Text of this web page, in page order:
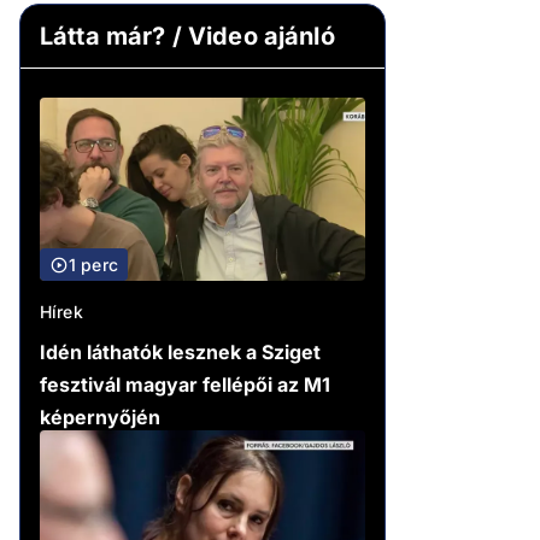
Látta már? / Video ajánló
1 perc
Hírek
Idén láthatók lesznek a Sziget
fesztivál magyar fellépői az M1
képernyőjén